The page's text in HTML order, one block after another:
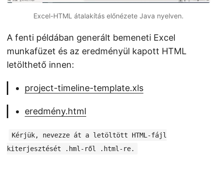
Excel-HTML átalakítás előnézete Java nyelven.
A fenti példában generált bemeneti Excel
munkafüzet és az eredményül kapott HTML
letölthető innen:
project-timeline-template.xls
eredmény.html
Kérjük, nevezze át a letöltött HTML-fájl
kiterjesztését .hml-ről .html-re.